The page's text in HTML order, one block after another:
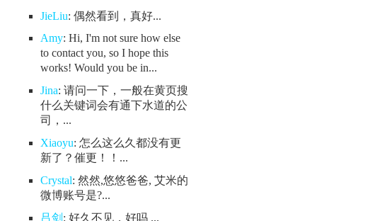
JieLiu: 偶然看到，真好...
Amy: Hi, I'm not sure how else
to contact you, so I hope this
works! Would you be in...
Jina: 请问一下，一般在黄页搜
什么关键词会有通下水道的公
司，...
Xiaoyu: 怎么这么久都没有更
新了？催更！！...
Crystal: 然然,悠悠爸爸, 艾米的
微博账号是?...
吕剑 : 好久不见，好吗 ...